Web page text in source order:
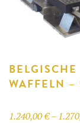
BELGISCHE
WAFFELN –
1.240,00€ –